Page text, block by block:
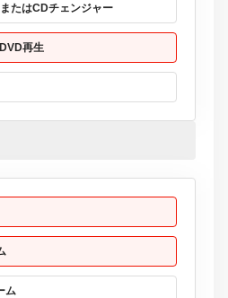
たはCDチェンジャー
再生
ム